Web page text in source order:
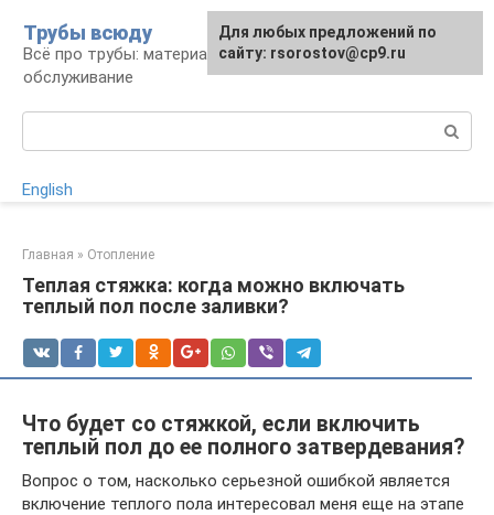
контенту
Трубы всюду
Всё про трубы: материалы, монтаж и
обслуживание
English
Главная » Отопление
Теплая стяжка: когда можно включать
теплый пол после заливки?
Что будет со стяжкой, если включить
теплый пол до ее полного затвердевания?
Вопрос о том, насколько серьезной ошибкой является
включение теплого пола интересовал меня еще на этапе
Для любых предложений по
сайту: rsorostov@cp9.ru